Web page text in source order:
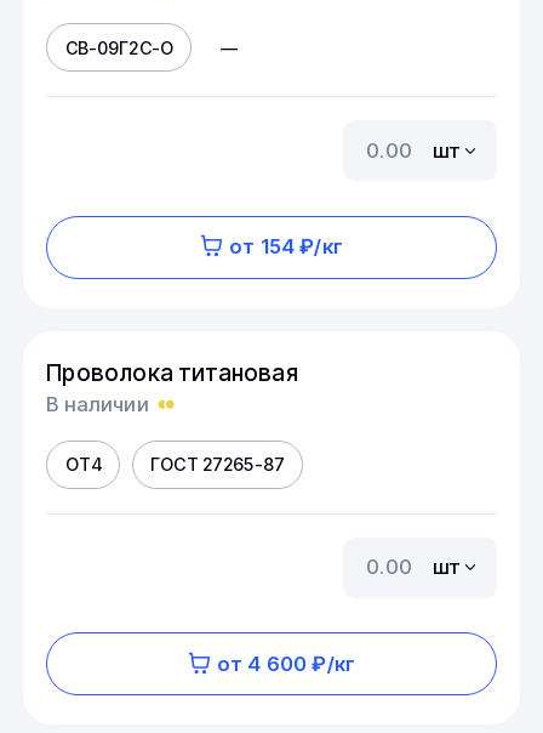
СВ-09Г2С-О —
шт
от 154 ₽/кг
Проволока титановая
В наличии
ОТ4 ГОСТ 27265-87
шт
от 4 600 ₽/кг